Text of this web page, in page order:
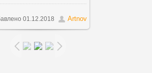
1000x249 / 36.2Kb
01.12.2018 Artnov